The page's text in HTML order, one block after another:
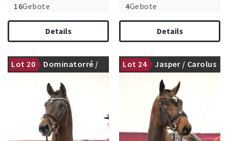
16Gebote
Details
4Gebote
Details
Lot 20
Dominatorré /
Numero Uno
gekört Lot 24
Jasper / Carolus
I
nicht gekört